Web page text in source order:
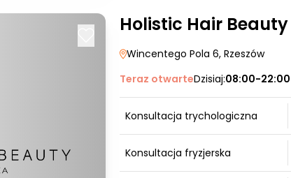
Holistic Hair Beauty
Wincentego Pola 6, Rzeszów
Teraz otwarteDzisiaj:08:00-22:00
Konsultacja trychologiczna
Konsultacja fryzjerska